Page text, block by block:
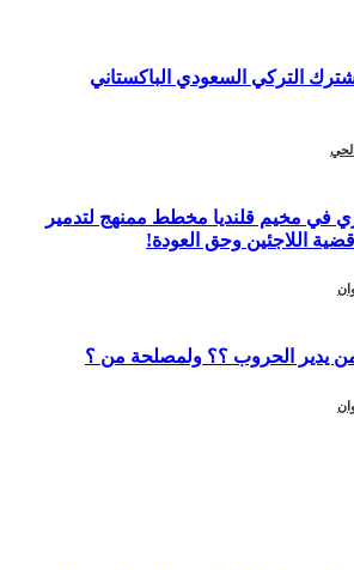
التركي السعودي الباكستاني
في مخيم قلنديا مخطط ممنهج لتدمير
اللاجئين وحق العودة!
يدير الحروب ؟؟ ولمصلحة من ؟